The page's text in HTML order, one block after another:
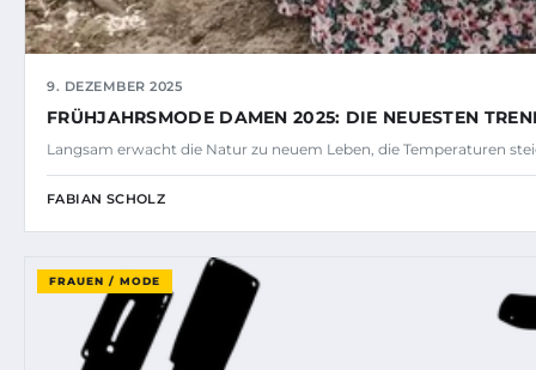
9. DEZEMBER 2025
FRÜHJAHRSMODE DAMEN 2025: DIE NEUESTEN
Langsam erwacht die Natur zu neuem Leben, die Temperaturen
FABIAN SCHOLZ
FRAUEN / MODE